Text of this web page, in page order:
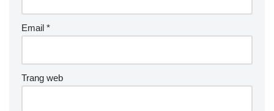
Email *
Trang web